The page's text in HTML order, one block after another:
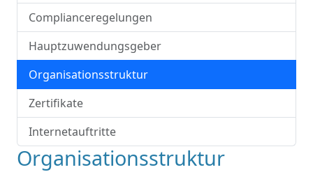
Complianceregelungen
Hauptzuwendungsgeber
Organisationsstruktur
Zertifikate
Internetauftritte
Organisationsstruktur